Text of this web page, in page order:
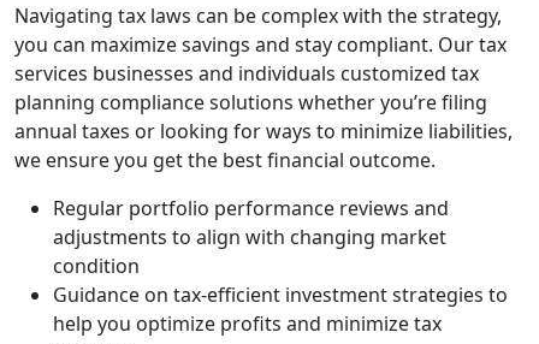
Navigating tax laws can be complex with the strategy,
you can maximize savings and stay compliant. Our tax
services businesses and individuals customized tax
planning compliance solutions whether you’re filing
annual taxes or looking for ways to minimize liabilities,
we ensure you get the best financial outcome.
Regular portfolio performance reviews and
adjustments to align with changing market
condition
Guidance on tax-efficient investment strategies to
help you optimize profits and minimize tax